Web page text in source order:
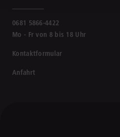
0681 5866-4422
Mo - Fr von 8 bis 18 Uhr
Kontaktformular
Anfahrt